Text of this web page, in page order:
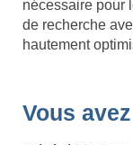
nécessaire pour
de recherche
hautement
Vous